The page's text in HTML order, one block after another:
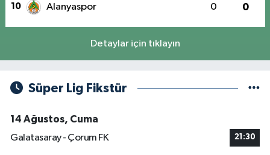
10 Alanyaspor 0 0
Detaylar için tıklayın
Süper Lig Fikstür
14 Ağustos, Cuma
Galatasaray - Çorum FK
21:30